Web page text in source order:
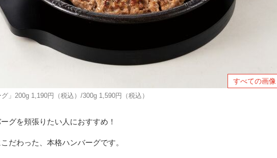
すべての画像
グ」200g 1,190円（税込）/300g 1,590円（税込）
グを頬張りたい人におすすめ！
だわった、本格ハンバーグです。